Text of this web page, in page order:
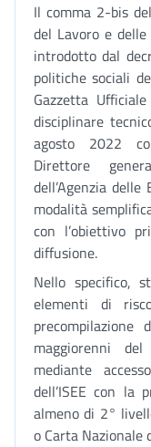
Il comma 2-bis
del Lavoro e
introdotto dal
politiche sociali
Gazzetta
disciplinare
agosto 2022
Direttore
dell’Agenzia
modalità
con l’obiettivo
diffusione.
Nello specifico,
elementi di
maggiorenni
mediante
dell’ISEE con la
almeno di 2°
o Carta Nazionale